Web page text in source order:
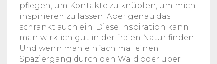
pflegen, um Kontakte zu knüpfen, um mich
inspirieren zu lassen. Aber genau das
schränkt auch ein. Diese Inspiration kann
man wirklich gut in der freien Natur finden.
Und wenn man einfach mal einen
Spaziergang durch den Wald oder über